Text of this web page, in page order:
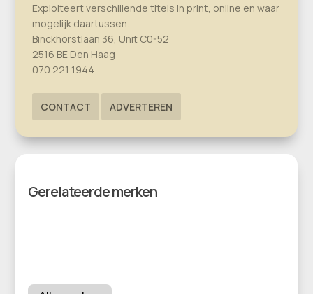
Exploiteert verschillende titels in print, online en waar
mogelijk daartussen.
Binckhorstlaan 36, Unit C0-52
2516 BE Den Haag
070 221 1944
CONTACT ADVERTEREN
Gerelateerde merken